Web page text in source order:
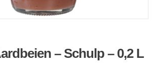
– Schulp – 0,2 L